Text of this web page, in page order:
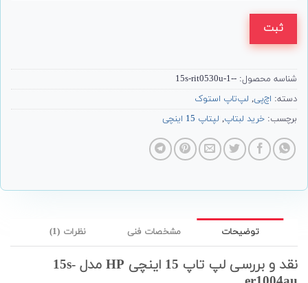
ثبت
شناسه محصول: --1-15s-rit0530u
دسته: اچ‌پی, لپ‌تاپ استوک
برچسب: خرید لبتاپ, لپتاپ 15 اینچی
توضیحات مشخصات فنی نظرات (1)
نقد و بررسی لپ تاپ 15 اینچی HP مدل 15s-